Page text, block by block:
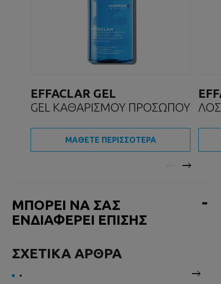
EFFACLAR GEL
GEL ΚΑΘΑΡΙΣΜΟΥ ΠΡΟΣΩΠΟΥ
ΜΑΘΕΤΕ ΠΕΡΙΣΣΟΤΕΡΑ
ΜΠΟΡΕΙ ΝΑ ΣΑΣ
ΕΝΔΙΑΦΕΡΕΙ ΕΠΙΣΗΣ
ΣΧΕΤΙΚΑ ΑΡΘΡΑ